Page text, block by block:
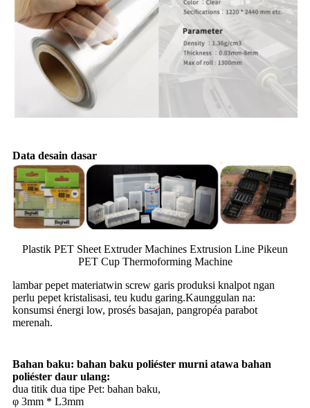
Data desain dasar
Plastik PET Sheet Extruder Machines Extrusion Line Pikeun
PET Cup Thermoforming Machine
lambar pepet materiatwin screw garis produksi knalpot ngan
perlu pepet kristalisasi, teu kudu garing.Kaunggulan na:
konsumsi énergi low, prosés basajan, pangropéa parabot
merenah.
Bahan baku: bahan baku poliéster murni atawa bahan
poliéster daur ulang:
dua titik dua tipe Pet: bahan baku,
φ 3mm * L3mm